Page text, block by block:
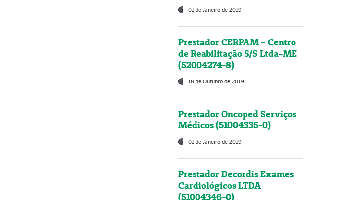
01 de Janeiro de 2019
Prestador CERPAM – Centro
de Reabilitação S/S Ltda-ME
(52004274-8)
18 de Outubro de 2019
Prestador Oncoped Serviços
Médicos (51004335-0)
01 de Janeiro de 2019
Prestador Decordis Exames
Cardiológicos LTDA
(51004346-0)